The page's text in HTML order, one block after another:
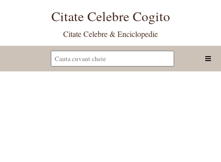
Citate Celebre Cogito
Citate Celebre & Enciclopedie